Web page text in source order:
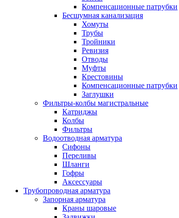
Компенсационные патрубки
Бесшумная канализация
Хомуты
Трубы
Тройники
Ревизия
Отводы
Муфты
Крестовины
Компенсационные патрубки
Заглушки
Фильтры-колбы магистральные
Катриджы
Колбы
Фильтры
Водоотводная арматура
Сифоны
Переливы
Шланги
Гофры
Аксессуары
Трубопроводная арматура
Запорная арматура
Краны шаровые